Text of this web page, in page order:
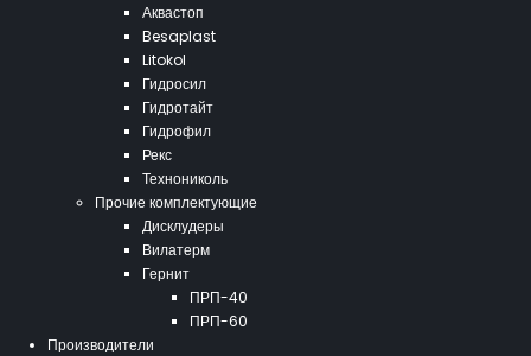
Аквастоп
Besaplast
Litokol
Гидросил
Гидротайт
Гидрофил
Рекс
Технониколь
Прочие комплектующие
Дисклудеры
Вилатерм
Гернит
ПРП-40
ПРП-60
Производители